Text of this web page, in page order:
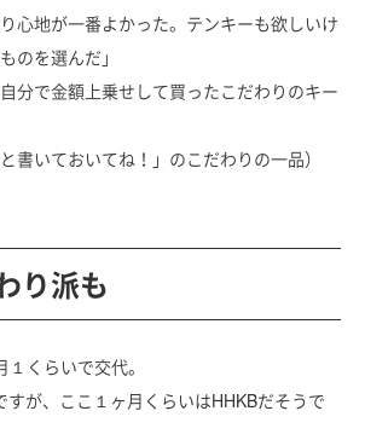
心地が一番よかった。テンキーも欲しいけ
のを選んだ」
分で金額上乗せして買ったこだわりのキー
書いておいてね！」のこだわりの一品）
り派も
くらいで交代。
すが、ここ１ヶ月くらいはHHKBだそうで